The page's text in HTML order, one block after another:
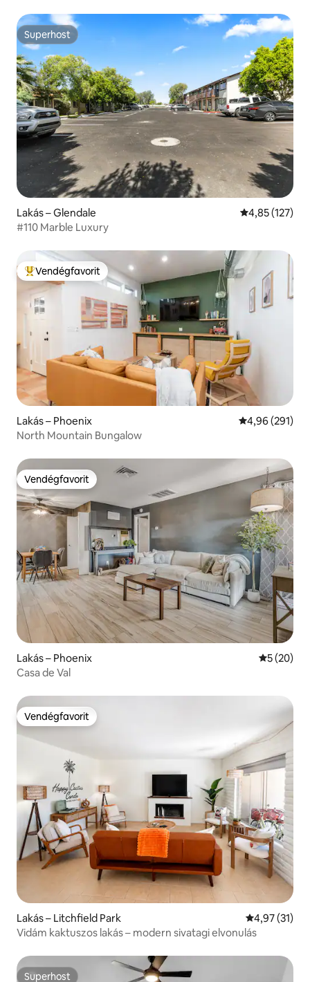
Superhost
Superhost
Lakás – Glendale Átlagos
4,85 (127)
#110 Marble Luxury
Kiemelt vendégfavorit
Vendégfavorit
Lakás – Phoenix Átlagos
4,96 (291)
North Mountain Bungalow
Vendégfavorit
Vendégfavorit
Lakás – Phoenix Átlagos
5 (20)
Casa de Val
Vendégfavorit
Vendégfavorit
Lakás – Litchfield Park Átlagos
4,97 (31)
Vidám kaktuszos lakás – modern sivatagi elvonulás
Superhost